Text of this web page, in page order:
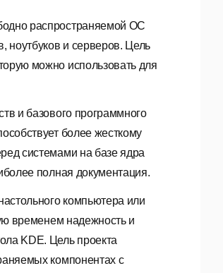
распространяемой ОС
и серверов. Цель
можно использовать для
и базового программного
более жесткому
системами на базе ядра
полная документация.
компьютера или
временем надежность и
KDE. Цель проекта
компонентах с